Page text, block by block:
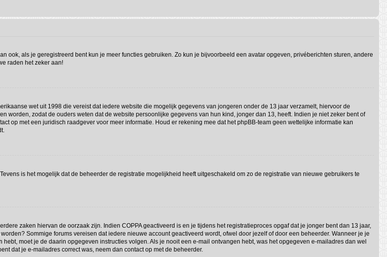
ook, als je geregistreerd bent kun je meer functies gebruiken. Zo kun je bijvoorbeeld een avatar opgeven, privéberichten sturen, andere
raden het zeker aan!
wet uit 1998 die vereist dat iedere website die mogelijk gegevens van jongeren onder de 13 jaar verzamelt, hiervoor de
worden, zodat de ouders weten dat de website persoonlijke gegevens van hun kind, jonger dan 13, heeft. Indien je niet zeker bent of
op met een juridisch raadgever voor meer informatie. Houd er rekening mee dat het phpBB-team geen wettelijke informatie kan
is het mogelijk dat de beheerder de registratie mogelijkheid heeft uitgeschakeld om zo de registratie van nieuwe gebruikers te
zaken hiervan de oorzaak zijn. Indien COPPA geactiveerd is en je tijdens het registratieproces opgaf dat je jonger bent dan 13 jaar,
Sommige forums vereisen dat iedere nieuwe account geactiveerd wordt, ofwel door jezelf of door een beheerder. Wanneer je je
moet je de daarin opgegeven instructies volgen. Als je nooit een e-mail ontvangen hebt, was het opgegeven e-mailadres dan wel
dat je e-mailadres correct was, neem dan contact op met de beheerder.